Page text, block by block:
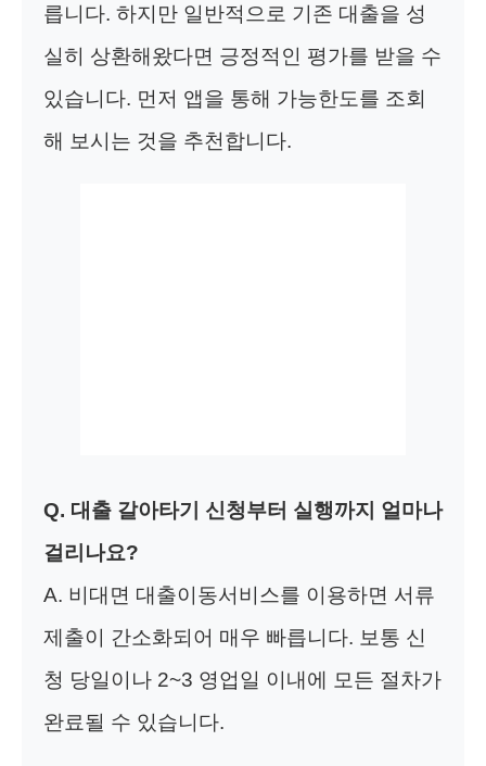
릅니다. 하지만 일반적으로 기존 대출을 성
실히 상환해왔다면 긍정적인 평가를 받을 수
있습니다. 먼저 앱을 통해 가능한도를 조회
해 보시는 것을 추천합니다.
Q. 대출 갈아타기 신청부터 실행까지 얼마나
걸리나요?
A. 비대면 대출이동서비스를 이용하면 서류
제출이 간소화되어 매우 빠릅니다. 보통 신
청 당일이나 2~3 영업일 이내에 모든 절차가
완료될 수 있습니다.